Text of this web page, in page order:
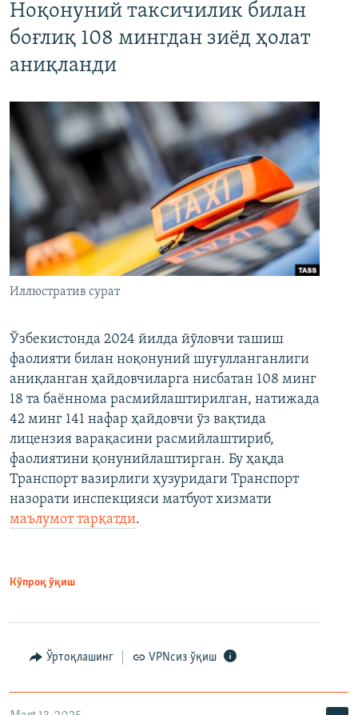
Ноқонуний таксичилик билан
боғлиқ 108 мингдан зиёд ҳолат
аниқланди
Иллюстратив сурат
Ўзбекистонда 2024 йилда йўловчи ташиш
фаолияти билан ноқонуний шуғулланганлиги
аниқланган ҳайдовчиларга нисбатан 108 минг
18 та баённома расмийлаштирилган, натижада
42 минг 141 нафар ҳайдовчи ўз вақтида
лицензия варақасини расмийлаштириб,
фаолиятини қонунийлаштирган. Бу ҳақда
Транспорт вазирлиги ҳузуридаги Транспорт
назорати инспекцияси матбуот хизмати
маълумот тарқатди.
Кўпроқ ўқиш
Ўртоқлашинг VPNсиз ўқиш